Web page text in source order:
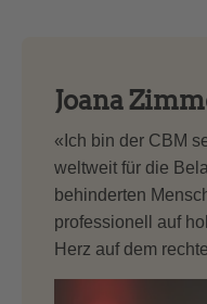
Joana
«Ich bin der CBM
weltweit für die
behinderten
professionell auf
Herz auf dem